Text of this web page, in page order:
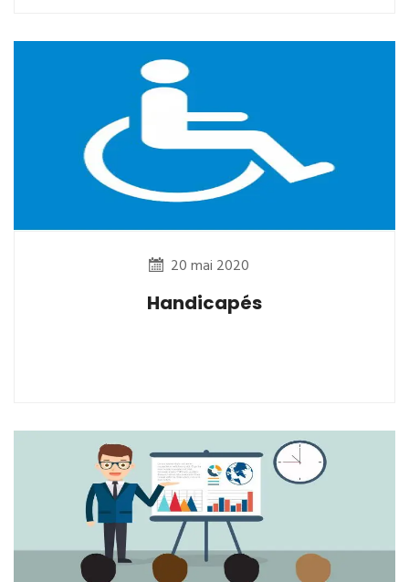
20 mai 2020
Handicapés